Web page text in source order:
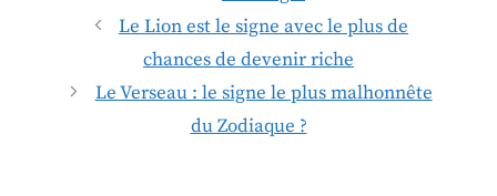
Le Lion est le signe avec le plus de
chances de devenir riche
Le Verseau : le signe le plus malhonnête
du Zodiaque ?